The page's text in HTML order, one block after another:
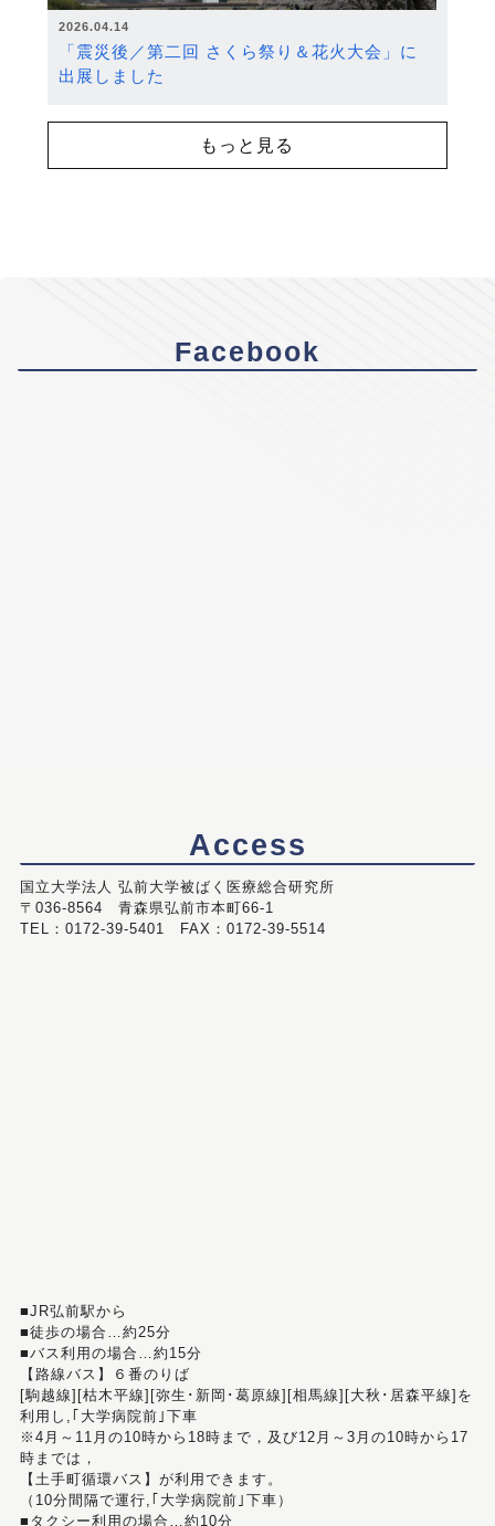
2026.04.14
「震災後／第二回 さくら祭り＆花火大会」に
出展しました
もっと見る
Facebook
Access
国立大学法人 弘前大学被ばく医療総合研究所
〒036-8564 青森県弘前市本町66-1
TEL：0172-39-5401 FAX：0172-39-5514
■JR弘前駅から
■徒歩の場合…約25分
■バス利用の場合…約15分
【路線バス】６番のりば
[駒越線][枯木平線][弥生･新岡･葛原線][相馬線][大秋･居森平線]を
利用し,｢大学病院前｣下車
※4月～11月の10時から18時まで，及び12月～3月の10時から17
時までは，
【土手町循環バス】が利用できます。
（10分間隔で運行,｢大学病院前｣下車）
■タクシー利用の場合…約10分